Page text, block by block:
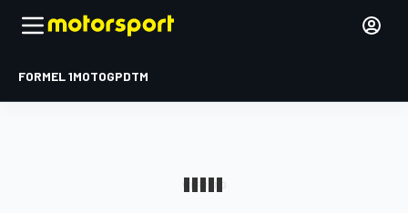
FORMEL 1MOTOGPDTM